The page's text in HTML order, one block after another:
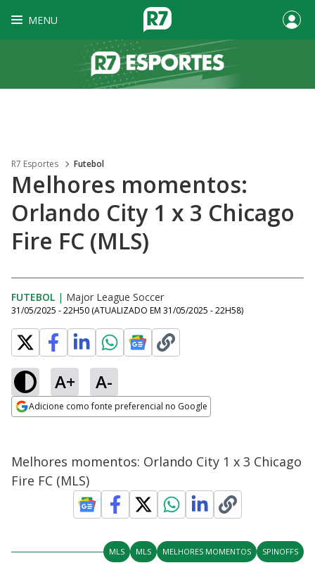
MENU
R7 Esportes Futebol
Melhores momentos:
Orlando City 1 x 3 Chicago
Fire FC (MLS)
FUTEBOL | Major League Soccer
31/05/2025 - 22H50 (ATUALIZADO EM 31/05/2025 - 22H58)
A+ A-
Adicione como fonte preferencial no Google
Melhores momentos: Orlando City 1 x 3 Chicago
Fire FC (MLS)
MLS MLS MELHORES MOMENTOS SPINOFFS